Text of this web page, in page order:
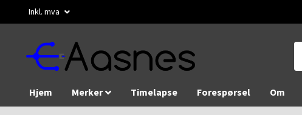
Inkl. mva
Hjem Merker Timelapse Forespørsel Om